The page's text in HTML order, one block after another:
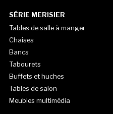
SÉRIE MERISIER
Tables de salle à manger
Chaises
Bancs
Tabourets
Buffets et huches
Tables de salon
Meubles multimédia